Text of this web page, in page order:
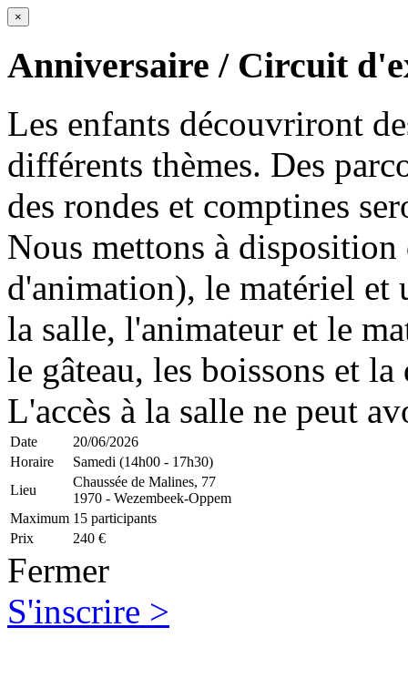
×
Anniversaire / Circuit
Les enfants découvriront
différents thèmes. Des
des rondes et comptines
Nous mettons à
d'animation), le matériel et
la salle, l'animateur et le
le gâteau, les boissons et
L'accès à la salle ne peut
Date
20/06/2026
Horaire
Samedi (14h00 - 17h30)
Lieu
Chaussée de Malines, 77
1970 - Wezembeek-Oppem
Maximum 15 participants
Prix
240 €
Fermer
S'inscrire >